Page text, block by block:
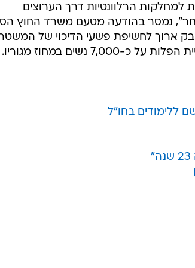
למחלקות הרלוונטיות דרך הערוצים
נמסר בהודעה מטעם משרד החוץ
כפי שמכונה צ'ן בן ה-40, קיים מאבק ארוך לחשיפת פשעי הדיכוי של
הסיני, ובין היתר האשים גורמי ממשל בעיקור או בכפיית הפלות על כ-7,000 נשים במחוז מגוריו.
ללימודים בחו"ל